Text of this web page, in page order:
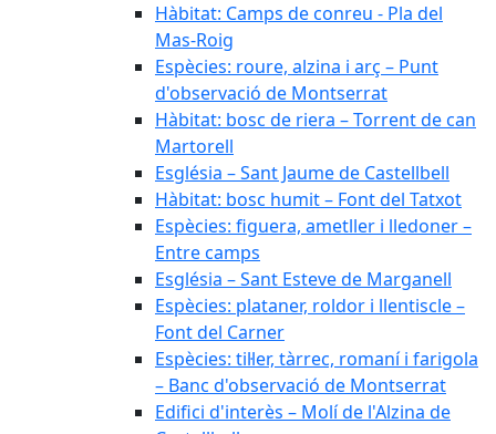
Hàbitat: Camps de conreu - Pla del
Mas-Roig
Espècies: roure, alzina i arç – Punt
d'observació de Montserrat
Hàbitat: bosc de riera – Torrent de can
Martorell
Església – Sant Jaume de Castellbell
Hàbitat: bosc humit – Font del Tatxot
Espècies: figuera, ametller i lledoner –
Entre camps
Església – Sant Esteve de Marganell
Espècies: plataner, roldor i llentiscle –
Font del Carner
Espècies: til·ler, tàrrec, romaní i farigola
– Banc d'observació de Montserrat
Edifici d'interès – Molí de l'Alzina de